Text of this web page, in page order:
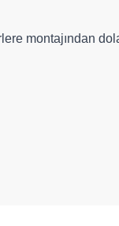
montajından